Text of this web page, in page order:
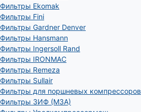
Фильтры Ekomak
Фильтры Fini
Фильтры Gardner Denver
Фильтры Hansmann
Фильтры Ingersoll Rand
Фильтры IRONMAC
Фильтры Remeza
Фильтры Sullair
Фильтры для поршневых компрессоров
Фильтры ЗИФ (МЗА)